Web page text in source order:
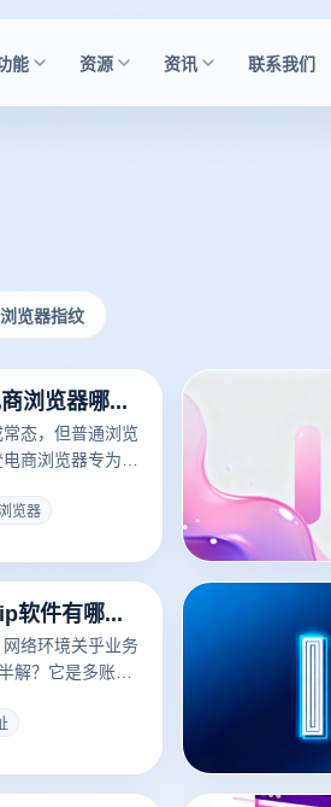
能 资源 资讯 联系我们
浏览器指纹
电商浏览器是什么？电商浏览器哪个好用？
态，但普通浏览
商浏览器专为解
览器
ip独享什么意思？独享ip软件有哪些？
络环境关乎业务
解？它是多账号
用工具。